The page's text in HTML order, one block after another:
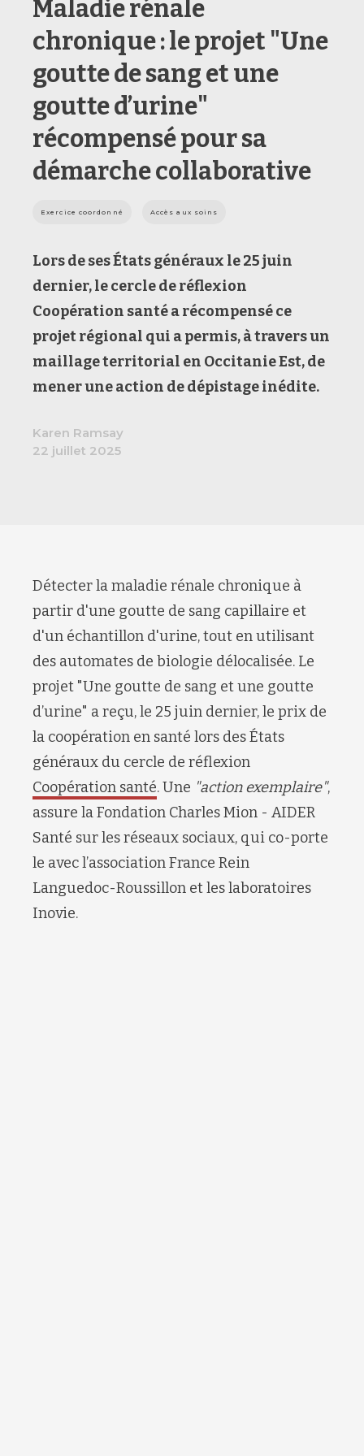
Maladie rénale
chronique : le projet "Une
goutte de sang et une
goutte d’urine"
récompensé pour sa
démarche collaborative
Exercice coordonné Accès aux soins
Lors de ses États généraux le 25 juin
dernier,le cercle de réflexion
Coopération santéa récompensé ce
projet régional qui a permis, à travers un
maillage territorial en OccitanieEst, de
menerune action de dépistage inédite.
Karen Ramsay
22 juillet 2025
Détecter la maladie rénale chronique à
partir d'une goutte de sang capillaire et
d'un échantillon d'urine, tout en utilisant
des automates de biologie délocalisée. Le
projet "Une goutte de sang et une goutte
d’urine" a reçu, le 25 juin dernier, le prix de
la coopération en santé lors des États
généraux du cercle de réflexion
Coopération santé.Une "action exemplaire",
assure laFondation CharlesMion - AIDER
Santé sur les réseaux sociaux, qui co-porte
le avecl’association France Rein
Languedoc-Roussillon etles laboratoires
Inovie.